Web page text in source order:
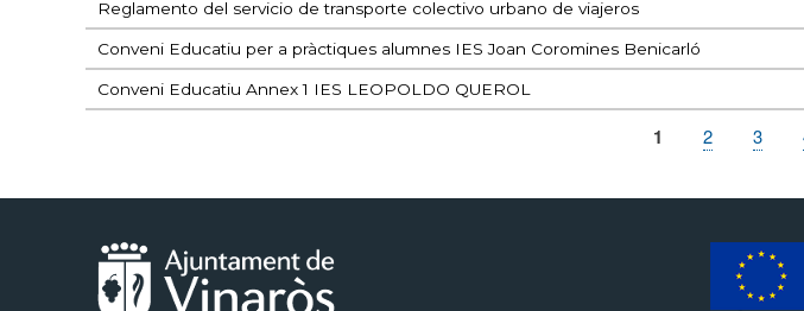
Reglamento del servicio de transporte colectivo urbano de viajeros
Conveni Educatiu per a pràctiques alumnes IES Joan Coromines Benicarló
Conveni Educatiu Annex 1 IES LEOPOLDO QUEROL
Página
1 Page
2 Page
3